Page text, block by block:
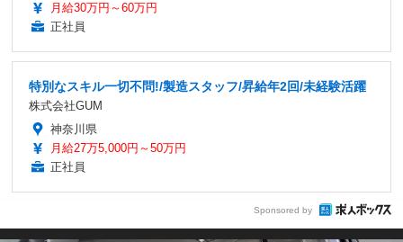
月給30万円～60万円
正社員
特別なスキル一切不問!/製造スタッフ/昇給年2回/未経験活躍
株式会社GUM
神奈川県
月給27万5,000円～50万円
正社員
Sponsored by